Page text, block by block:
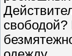
свободой?